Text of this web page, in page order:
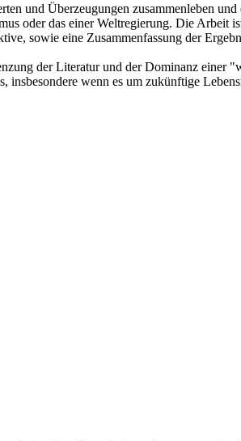
und Überzeugungen zusammenleben
oder das einer Weltregierung. Die
sowie eine Zusammenfassung der
der Literatur und der Dominanz einer
insbesondere wenn es um zukünftige